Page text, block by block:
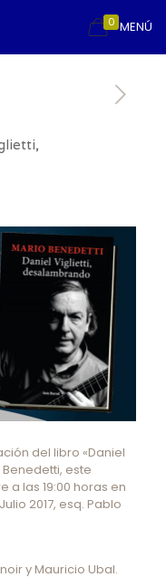
MENÚ
0
del libro «Daniel
este
a las 19:00 horas en
2017, esq. Pablo
y Mauricio Ubal.